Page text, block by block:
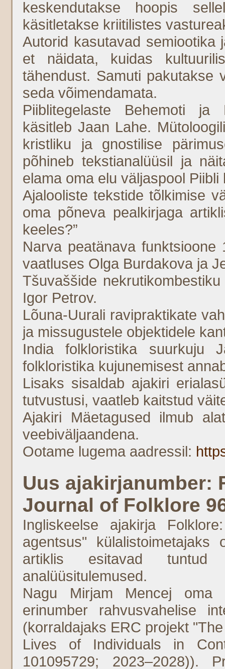
keskendutakse hoopis
käsitletakse kriitilistes
Autorid kasutavad semiootika
et näidata, kuidas
tähendust. Samuti pakutakse
seda võimendamata.
Piiblitegelaste Behemoti ja
käsitleb Jaan Lahe.
kristliku ja gnostilise
põhineb tekstianalüüsil ja
elama oma elu väljaspool Piibli
Ajalooliste tekstide tõlkimise
oma põneva pealkirjaga
keeles?”
Narva peatänava funktsioone
vaatluses Olga Burdakova ja
Tšuvaššide
Igor Petrov.
Lõuna-Uurali ravipraktikate
ja missugustele objektidele
India folkloristika suurkuju
folkloristika kujunemisest
Lisaks sisaldab ajakiri
tutvustusi, vaatleb kaitstud
Ajakiri Mäetagused ilmub
veebiväljaandena.
Ootame lugema aadressil:
Uus ajakirjanumber:
Journal of Folklore
Ingliskeelse ajakirja
agentsus"
artiklis esitavad tuntud
analüüsitulemused.
Nagu Mirjam Mencej oma
erinumber rahvusvahelise
(korraldajaks ERC projekt
Lives of Individuals in
101095729; 2023–2028)).